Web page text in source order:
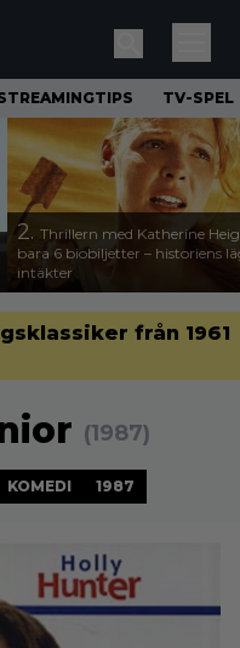
TV-SPEL
2. Thrillern med Katherine
bara 6 biobiljetter – historiens
intäkter
från 1961
(1987)
KOMEDI 1987